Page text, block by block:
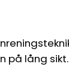
på lång sikt.